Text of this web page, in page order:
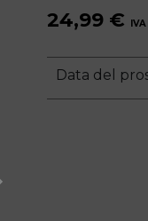
24,99 €
Data del